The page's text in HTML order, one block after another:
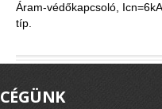
Áram-védőkapcsoló,
típ.
CÉGÜNK